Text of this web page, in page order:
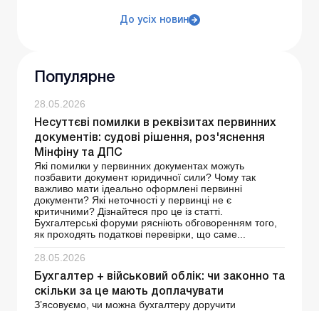
До усіх новин
Популярне
28.05.2026
Несуттєві помилки в реквізитах первинних
документів: судові рішення, роз'яснення
Мінфіну та ДПС
Які помилки у первинних документах можуть
позбавити документ юридичної сили? Чому так
важливо мати ідеально оформлені первинні
документи? Які неточності у первинці не є
критичними? Дізнайтеся про це із статті.
Бухгалтерські форуми рясніють обговоренням того,
як проходять податкові перевірки, що саме...
28.05.2026
Бухгалтер + військовий облік: чи законно та
скільки за це мають доплачувати
З’ясовуємо, чи можна бухгалтеру доручити